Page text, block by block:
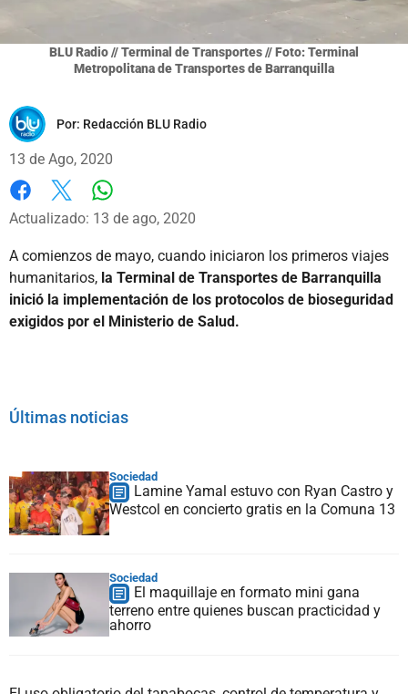
BLU Radio // Terminal de Transportes // Foto: Terminal
Metropolitana de Transportes de Barranquilla
Por: Redacción BLU Radio
13 de Ago, 2020
Facebook
X
Actualizado: 13 de ago, 2020
A comienzos de mayo, cuando iniciaron los primeros viajes
humanitarios, la Terminal de Transportes de Barranquilla
inició la implementación de los protocolos de bioseguridad
exigidos por el Ministerio de Salud.
Últimas noticias
Sociedad
Lamine Yamal estuvo con Ryan Castro y
Westcol en concierto gratis en la Comuna 13
Sociedad
El maquillaje en formato mini gana
terreno entre quienes buscan practicidad y
ahorro